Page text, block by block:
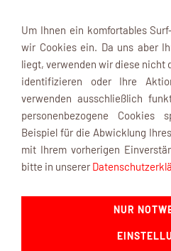
Navigation einblenden
Kundenkonto
Shop Startseite»
Um Ihnen ein komfortables
wir Cookies ein. Da uns aber
liegt, verwenden wir diese nicht
identifizieren oder Ihre
verwenden ausschließlich
personenbezogene Cookies
Beispiel für die Abwicklung
mit Ihrem vorherigen
bitte in unserer
NUR